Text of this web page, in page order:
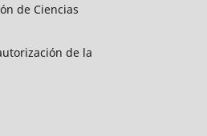
de Ciencias
de la